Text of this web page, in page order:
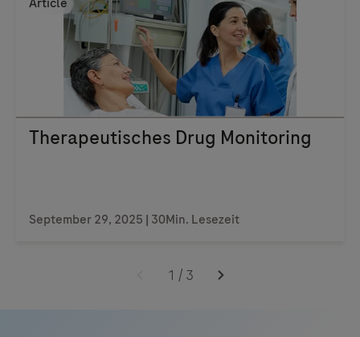
Therapeutisches Drug Monitoring
September 29, 2025 | 30Min. Lesezeit
1 / 3